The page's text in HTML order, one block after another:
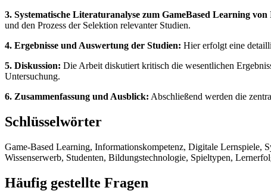
3. Systematische Literaturanalyse zum GameBased Learning
und den Prozess der Selektion relevanter Studien.
4. Ergebnisse und Auswertung der Studien: Hier erfolgt eine
5. Diskussion: Die Arbeit diskutiert kritisch die wesentlichen
Untersuchung.
6. Zusammenfassung und Ausblick: Abschließend werden die
Schlüsselwörter
Game-Based Learning, Informationskompetenz, Digitale Lernspiele,
Wissenserwerb, Studenten, Bildungstechnologie, Spieltypen,
Häufig gestellte Fragen